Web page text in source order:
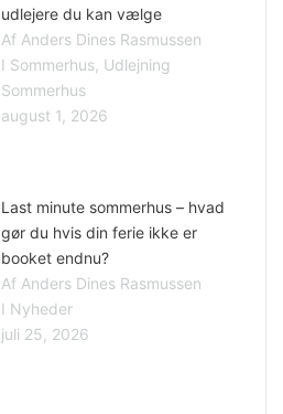
udlejere du kan vælge
Af Anders Dines Rasmussen
I Sommerhus, Udlejning
Sommerhus
august 1, 2026
Last minute sommerhus – hvad
gør du hvis din ferie ikke er
booket endnu?
Af Anders Dines Rasmussen
I Nyheder
juli 25, 2026